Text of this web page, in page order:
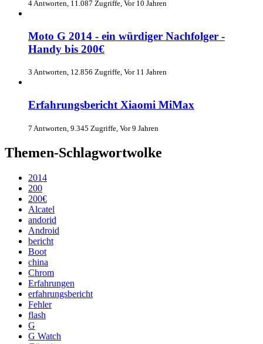
4 Antworten, 11.087 Zugriffe, Vor 10 Jahren
Moto G 2014 - ein würdiger Nachfolger -
Handy bis 200€
3 Antworten, 12.856 Zugriffe, Vor 11 Jahren
Erfahrungsbericht Xiaomi MiMax
7 Antworten, 9.345 Zugriffe, Vor 9 Jahren
Themen-Schlagwortwolke
2014
200
200€
Alcatel
andorid
Android
bericht
Boot
china
Chrom
Erfahrungen
erfahrungsbericht
Fehler
flash
G
G Watch